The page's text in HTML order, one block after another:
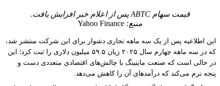
قیمت سهام ABTC پس از اعلام خبر افزایش یافت.
منبع: Yahoo Finance
این اطلاعیه پس از یک سه ماهه تجاری دشوار برای این شرکت منتشر شد،
که در سه ماهه چهارم سال ۲۰۲۵ زیان ۵۹.۵ میلیون دلاری را ثبت کرد؛ این
در حالی است که صنعت ماینینگ با چالش‌های اقتصادی متعددی دست و
پنجه نرم می‌کند که درآمدهای آن را کاهش می‌دهد.